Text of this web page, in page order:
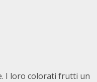
I loro colorati frutti un